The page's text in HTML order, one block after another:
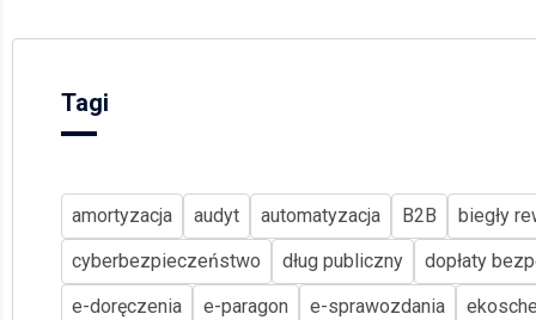
Tagi
amortyzacja audyt automatyzacja B2B
biegły
cyberbezpieczeństwo
dług publiczny
dopłaty
e-doręczenia
e-paragon e-sprawozdania